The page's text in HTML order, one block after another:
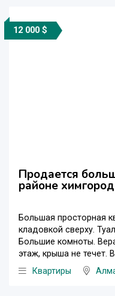
12 000 $
Продается
районе
Большая просторная
кладовкой сверху.
Большие комноты.
этаж, крыша не течет.
Квартиры